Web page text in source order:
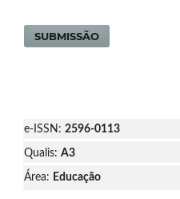
SUBMISSÃO
e-ISSN: 2596-0113
Qualis: A3
Área: Educação